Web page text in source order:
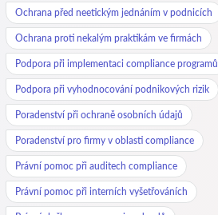
Ochrana před neetickým jednáním v podnicích
Ochrana proti nekalým praktikám ve firmách
Podpora při implementaci compliance programů
Podpora při vyhodnocování podnikových rizik
Poradenství při ochraně osobních údajů
Poradenství pro firmy v oblasti compliance
Právní pomoc při auditech compliance
Právní pomoc při interních vyšetřováních